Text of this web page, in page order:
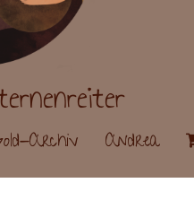
Archiv Andrea